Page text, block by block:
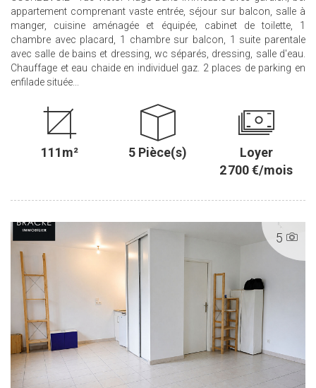
appartement comprenant vaste entrée, séjour sur balcon, salle à
manger, cuisine aménagée et équipée, cabinet de toilette, 1
chambre avec placard, 1 chambre sur balcon, 1 suite parentale
avec salle de bains et dressing, wc séparés, dressing, salle d'eau.
Chauffage et eau chaide en individuel gaz. 2 places de parking en
enfilade située...
111m² 5 Pièce(s)
Loyer
2 700 €/mois
5